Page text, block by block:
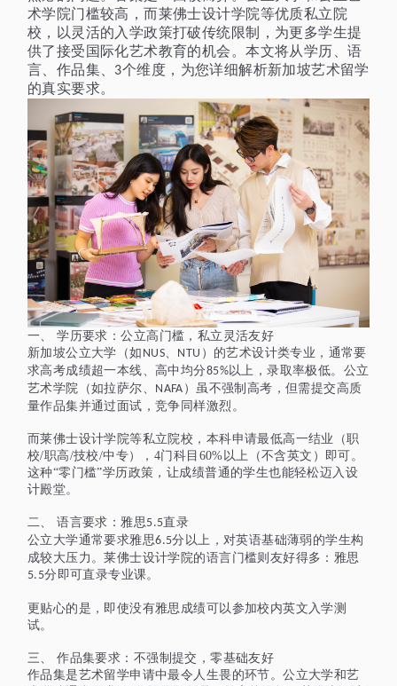
术学院门槛较高，而莱佛士设计学院等优质私立院
校，以灵活的入学政策打破传统限制，为更多学生提
供了接受国际化艺术教育的机会。本文将从学历、语
言、作品集、 3个维度，为您详细解析新加坡艺术留学
的真实要求。
一、
学历要求：公立高门槛，私立灵活友好
新加坡公立大学（如 NUS、 NTU ）的艺术设计类专业，通常要
求高考成绩超一本线、高中均分85%以上，录取率极低。公立
艺术学院（如拉萨尔、 NAFA ）虽不强制高考，但需提交高质
量作品集并通过面试，竞争同样激烈。
而莱佛士设计学院等私立院校，本科申请最低高一结业（职
校/职高/技校/中专），4门科目60%以上（不含英文）
即可。
这种“零门槛”学历政策，让成绩普通的学生也能轻松迈入设
计殿堂。
二、 语言要求：雅思5.5直录
公立大学通常要求雅思6.5分以上，对英语基础薄弱的学生构
成较大压力。莱佛士设计学院的语言门槛则友好得多：雅思
5.5分即可直录专业课。
更贴心的是，即使没有雅思成绩可以参加校内英文入学测
试。
三、
作品集要求：不强制提交，零基础友好
作品集是艺术留学申请中最令人生畏的环节。公立大学和艺